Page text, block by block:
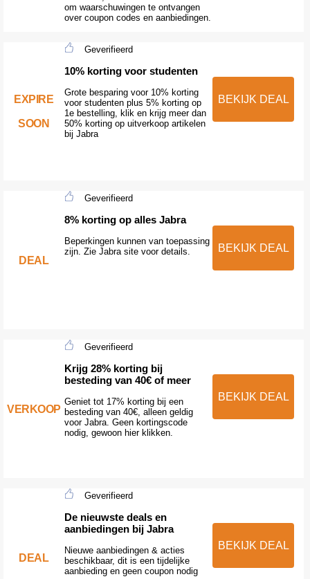
om waarschuwingen te ontvangen
over coupon codes en aanbiedingen.
EXPIRE
SOON
Geverifieerd
10% korting voor studenten
Grote besparing voor 10% korting
voor studenten plus 5% korting op
1e bestelling, klik en krijg meer dan
50% korting op uitverkoop artikelen
bij Jabra
BEKIJK DEAL
DEAL
Geverifieerd
8% korting op alles Jabra
Beperkingen kunnen van toepassing
zijn. Zie Jabra site voor details.
BEKIJK DEAL
VERKOOP
Geverifieerd
Krijg 28% korting bij
besteding van 40€ of meer
Geniet tot 17% korting bij een
besteding van 40€, alleen geldig
voor Jabra. Geen kortingscode
nodig, gewoon hier klikken.
BEKIJK DEAL
DEAL
Geverifieerd
De nieuwste deals en
aanbiedingen bij Jabra
Nieuwe aanbiedingen & acties
beschikbaar, dit is een tijdelijke
aanbieding en geen coupon nodig
BEKIJK DEAL